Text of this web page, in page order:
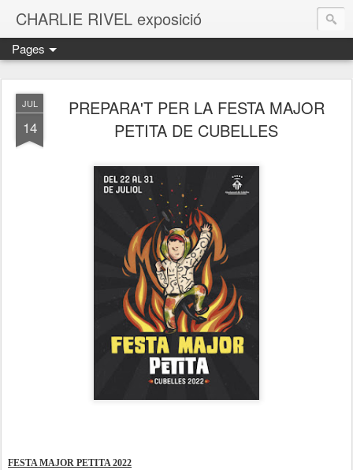
CHARLIE RIVEL exposició
Pages
JUL
14
PREPARA'T PER LA FESTA MAJOR
PETITA DE CUBELLES
FESTA MAJOR PETITA 2022